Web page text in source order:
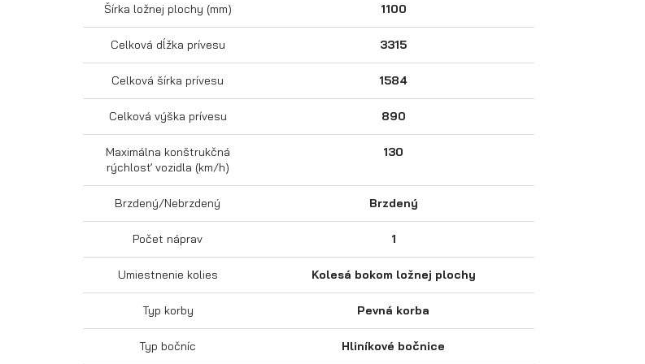
Šírka ložnej plochy (mm) 1100
Celková dĺžka prívesu 3315
Celková šírka prívesu 1584
Celková výška prívesu 890
Maximálna konštrukčná
rýchlosť vozidla (km/h)
130
Brzdený/Nebrzdený Brzdený
Počet náprav 1
Umiestnenie kolies Kolesá bokom ložnej plochy
Typ korby Pevná korba
Typ bočníc Hliníkové bočnice